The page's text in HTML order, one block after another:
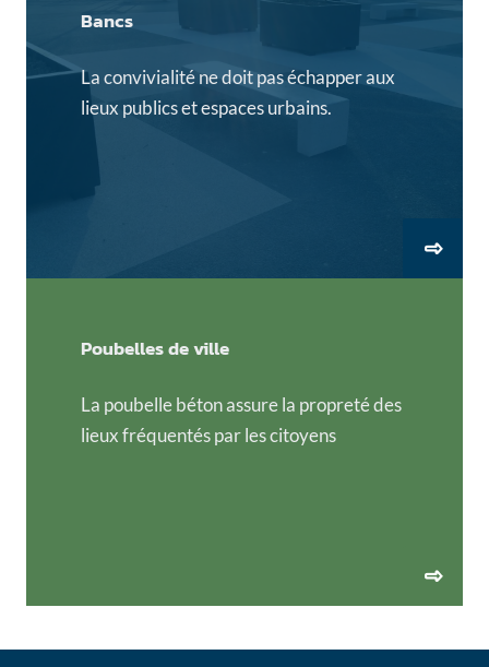
Bancs
La convivialité ne doit pas échapper aux
lieux publics et espaces urbains.
Poubelles de ville
La poubelle béton assure la propreté des
lieux fréquentés par les citoyens